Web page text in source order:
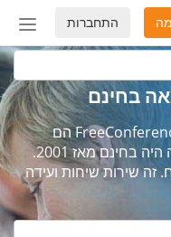
מצב
ניווט
התחברות
בחינם
זה נכון. שיחות ועידה דרך FreeConferenceCall.com הם
למעשה בחינם. שירות שיחות ועידה זה היה בחינם מאז 2001.
זה שירות שיחות ועידה